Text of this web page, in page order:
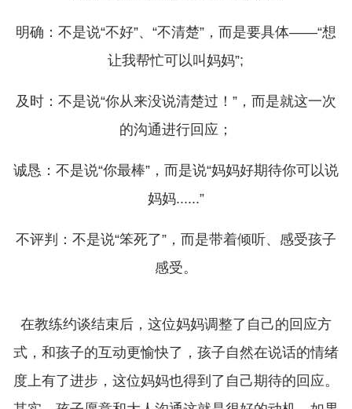
明确：不是说“不好”、“不清楚”，而是要具体——“想
让我帮忙可以叫妈妈”;
及时：不是说“你从来没说清楚过！”，而是就这一次
的沟通进行回应；
诚恳：不是说“你最棒”，而是说“妈妈好期待你可以说
妈妈......”
不评判：不是说“笨死了”，而是带着倾听、感受孩子
感受。
在教练约谈结束后，这位妈妈调整了自己的回应方
式，和孩子的互动更愉快了，孩子自然在说话的情绪
度上有了进步，这位妈妈也得到了自己期待的回应。